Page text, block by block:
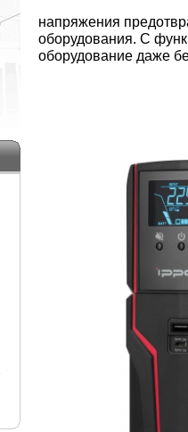
напряжения
оборудования. С
оборудование даже